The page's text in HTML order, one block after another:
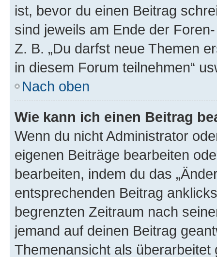
ist, bevor du einen Beitrag
sind jeweils am Ende der
Z. B. „Du darfst neue Themen
in diesem Forum teilnehmen“
Nach oben
Wie kann ich einen Beitrag
Wenn du nicht Administrator
eigenen Beiträge bearbeiten
bearbeiten, indem du das
entsprechenden Beitrag
begrenzten Zeitraum nach
jemand auf deinen Beitrag
Themenansicht als